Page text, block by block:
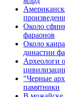
Около
фараонов
Около
династии
Археологи
"Черные
памятники